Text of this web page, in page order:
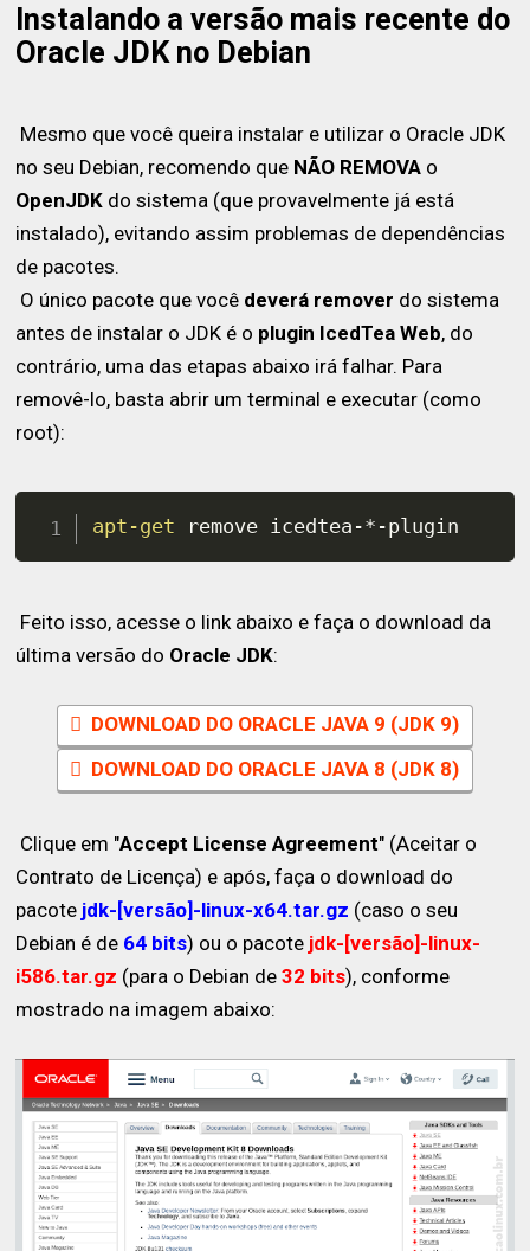
Instalando a versão mais recente do
Oracle JDK no Debian
Mesmo que você queira instalar e utilizar o Oracle JDK
no seu Debian, recomendo que NÃO REMOVA o
OpenJDK do sistema (que provavelmente já está
instalado), evitando assim problemas de dependências
de pacotes.
O único pacote que você deverá remover do sistema
antes de instalar o JDK é o plugin IcedTea Web, do
contrário, uma das etapas abaixo irá falhar. Para
removê-lo, basta abrir um terminal e executar (como
root):
apt-get remove icedtea-*-plugin
Feito isso, acesse o link abaixo e faça o download da
última versão do Oracle JDK:
DOWNLOAD DO ORACLE JAVA 9 (JDK 9)
DOWNLOAD DO ORACLE JAVA 8 (JDK 8)
Clique em "Accept License Agreement" (Aceitar o
Contrato de Licença) e após, faça o download do
pacote jdk-[versão]-linux-x64.tar.gz (caso o seu
Debian é de 64 bits) ou o pacote jdk-[versão]-linux-
i586.tar.gz (para o Debian de32 bits), conforme
mostrado na imagem abaixo: